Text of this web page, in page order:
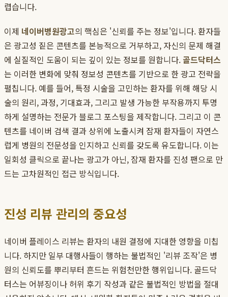
렵습니다.
이제 네이버병원광고의 핵심은 '신뢰를 주는 정보'입니다. 환자들
은 광고성 짙은 콘텐츠를 본능적으로 거부하고, 자신의 문제 해결
에 실질적인 도움이 되는 깊이 있는 정보를 원합니다. 골드닥터스
는 이러한 변화에 맞춰 정보성 콘텐츠를 기반으로 한 광고 전략을
펼칩니다. 예를 들어, 특정 시술을 고민하는 환자를 위해 해당 시
술의 원리, 과정, 기대효과, 그리고 발생 가능한 부작용까지 투명
하게 설명하는 전문가 블로그 포스팅을 제작합니다. 그리고 이 콘
텐츠를 네이버 검색 결과 상위에 노출시켜 잠재 환자들이 자연스
럽게 병원의 전문성을 인지하고 신뢰를 갖도록 유도합니다. 이는
일회성 클릭으로 끝나는 광고가 아닌, 잠재 환자를 진성 팬으로 만
드는 고차원적인 접근 방식입니다.
진성 리뷰 관리의 중요성
네이버 플레이스 리뷰는 환자의 내원 결정에 지대한 영향을 미칩
니다. 하지만 일부 대행사들이 행하는 불법적인 '리뷰 조작'은 병
원의 신뢰도를 뿌리부터 흔드는 위험천만한 행위입니다. 골드닥
터스는 어뷰징이나 허위 후기 작성과 같은 불법적인 방법을 절대